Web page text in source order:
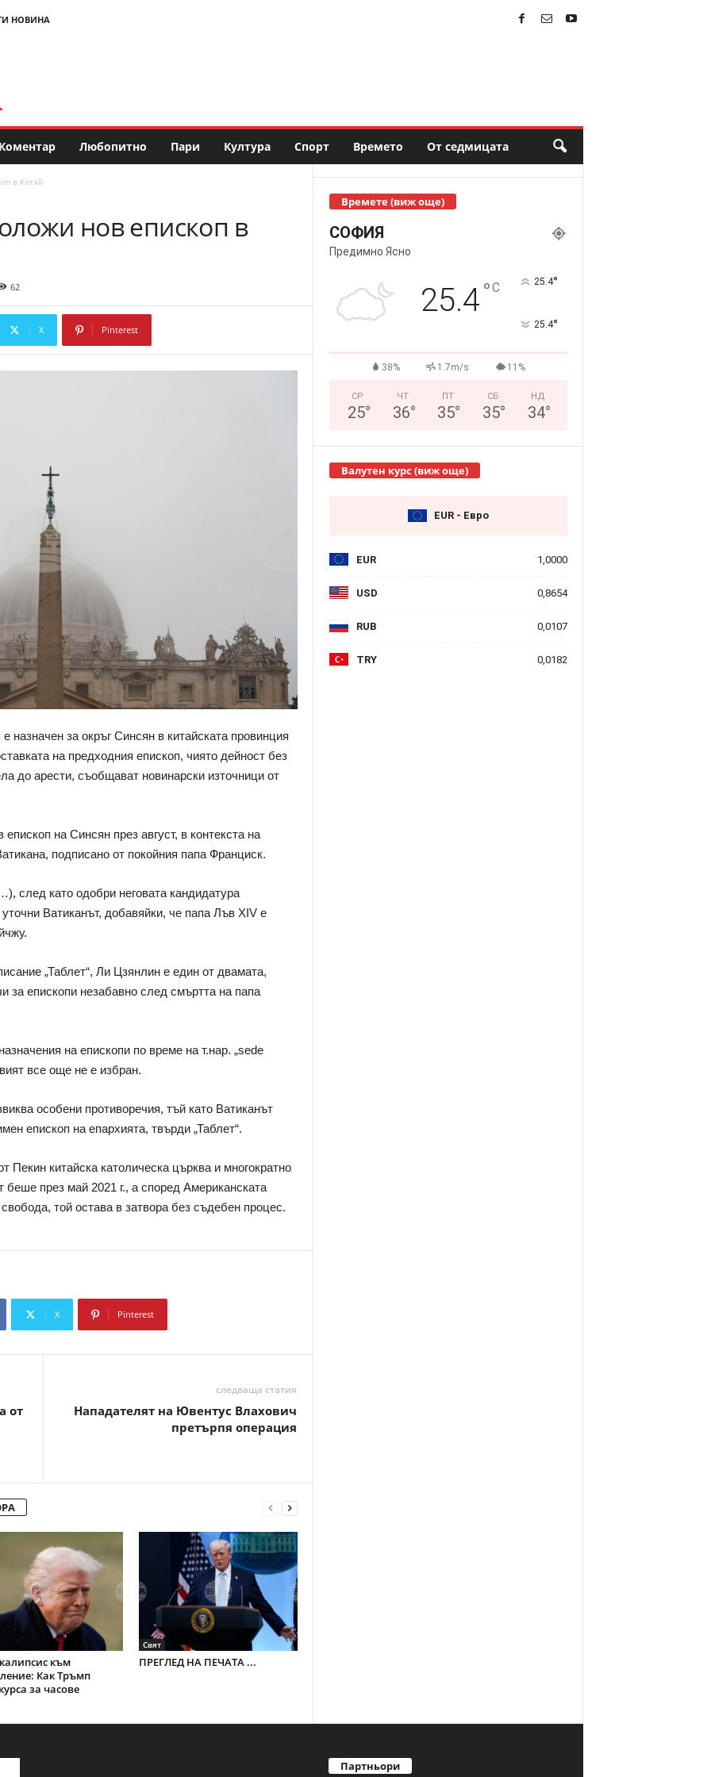
НОВИНА
Коментар Любопитно Пари Култура Спорт Времето От седмицата
в Китай
нов епископ в
62
X Pinterest
назначен за окръг Синсян в китайската провинция
на предходния епископ, чиято дейност без
до арести, съобщават новинарски източници от
на Синсян през август, в контекста на
подписано от покойния папа Франциск.
след като одобри неговата кандидатура
Ватиканът, добавяйки, че папа Лъв XIV е
„Таблет“, Ли Цзянлин е един от двамата,
за епископи незабавно след смъртта на папа
на епископи по време на т.нар. „sede
все още не е избран.
особени противоречия, тъй като Ватиканът
епископ на епархията, твърди „Таблет“.
Пекин китайска католическа църква и многократно
през май 2021 г., а според Американската
той остава в затвора без съдебен процес.
X Pinterest
от
следваща статия
Нападателят на Ювентус Влахович
претърпя операция
към
Как Тръмп
за часове
Свят
ПРЕГЛЕД НА ПЕЧАТА ...
Времете (виж още)
СОФИЯ
Предимно Ясно
25.4°C 25.4°
25.4°
38% 1.7m/s 11%
СР
25°
ЧТ
36°
ПТ
35°
СБ
35°
НД
34°
Валутен курс (виж още)
EUR - Евро
EUR 1,0000
USD 0,8654
RUB 0,0107
TRY 0,0182
Партньори